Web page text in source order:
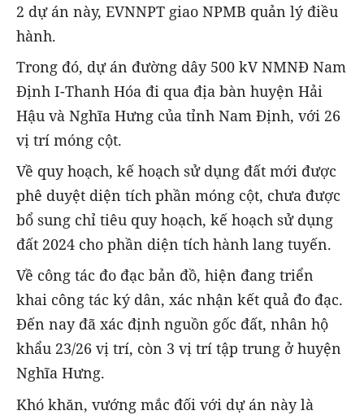
2 dự án này, EVNNPT giao NPMB quản lý điều
hành.
Trong đó, dự án đường dây 500 kV NMNĐ Nam
Định I-Thanh Hóa đi qua địa bàn huyện Hải
Hậu và Nghĩa Hưng của tỉnh Nam Định, với 26
vị trí móng cột.
Về quy hoạch, kế hoạch sử dụng đất mới được
phê duyệt diện tích phần móng cột, chưa được
bổ sung chỉ tiêu quy hoạch, kế hoạch sử dụng
đất 2024 cho phần diện tích hành lang tuyến.
Về công tác đo đạc bản đồ, hiện đang triển
khai công tác ký dân, xác nhận kết quả đo đạc.
Đến nay đã xác định nguồn gốc đất, nhân hộ
khẩu 23/26 vị trí, còn 3 vị trí tập trung ở huyện
Nghĩa Hưng.
Khó khăn, vướng mắc đối với dự án này là